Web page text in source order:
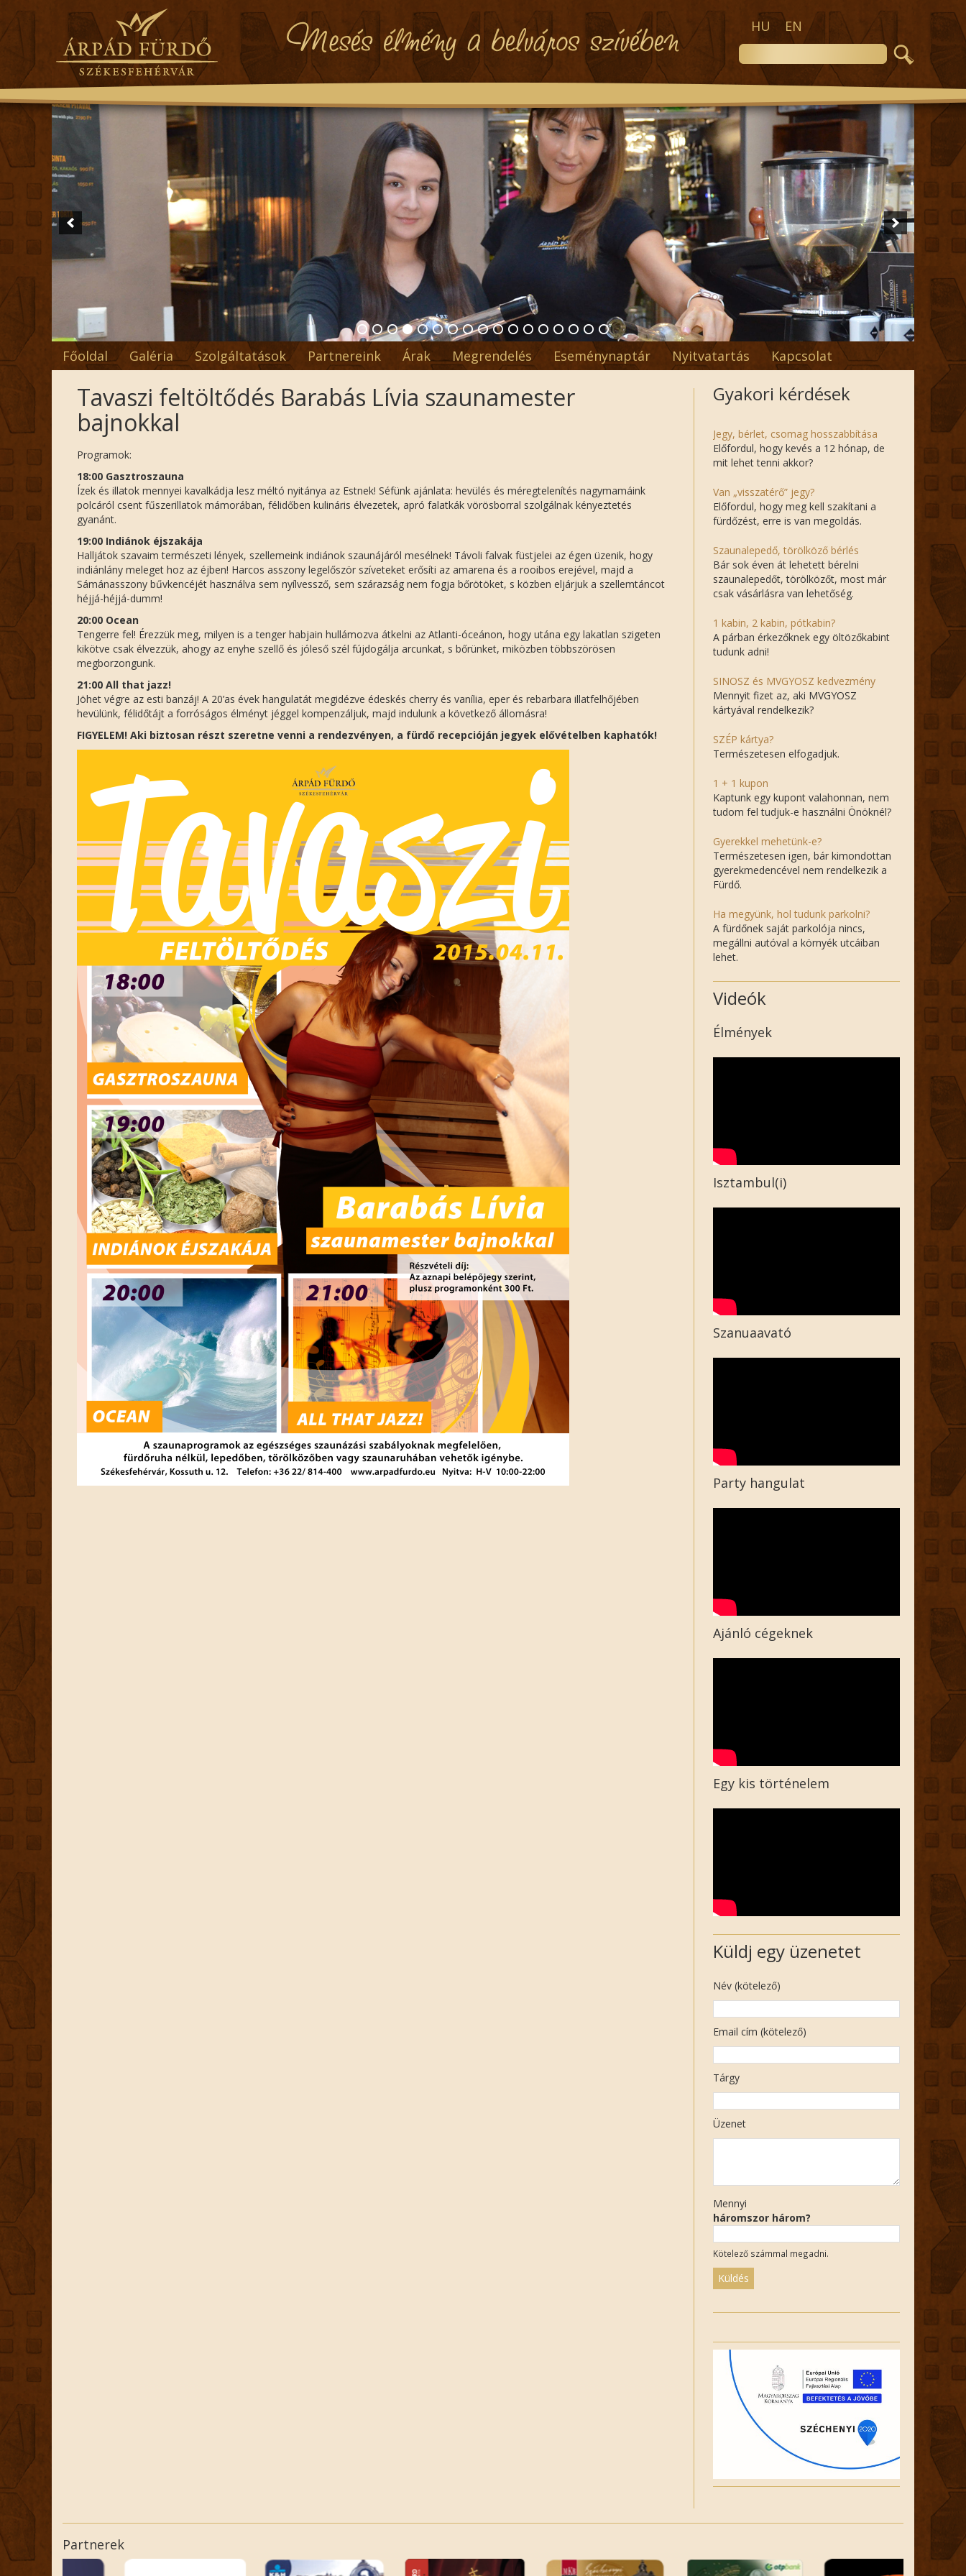
HU EN
Főoldal Galéria Szolgáltatások Partnereink Árak Megrendelés Eseménynaptár Nyitvatartás Kapcsolat
Tavaszi feltöltődés Barabás Lívia szaunamester
bajnokkal
Programok:
18:00 Gasztroszauna
Ízek és illatok mennyei kavalkádja lesz méltó nyitánya az Estnek! Séfünk ajánlata: hevülés és méregtelenítés nagymamáink
polcáról csent fűszerillatok mámorában, félidőben kulináris élvezetek, apró falatkák vörösborral szolgálnak kényeztetés
gyanánt.
19:00 Indiánok éjszakája
Halljátok szavaim természeti lények, szellemeink indiánok szaunájáról mesélnek! Távoli falvak füstjelei az égen üzenik, hogy
indiánlány meleget hoz az éjben! Harcos asszony legelőször szíveteket erősíti az amarena és a rooibos erejével, majd a
Sámánasszony bűvkencéjét használva sem nyílvessző, sem szárazság nem fogja bőrötöket, s közben eljárjuk a szellemtáncot
héjjá-héjjá-dumm!
20:00 Ocean
Tengerre fel! Érezzük meg, milyen is a tenger habjain hullámozva átkelni az Atlanti-óceánon, hogy utána egy lakatlan szigeten
kikötve csak élvezzük, ahogy az enyhe szellő és jóleső szél fújdogálja arcunkat, s bőrünket, miközben többszörösen
megborzongunk.
21:00 All that jazz!
Jöhet végre az esti banzáj! A 20’as évek hangulatát megidézve édeskés cherry és vanília, eper és rebarbara illatfelhőjében
hevülünk, félidőtájt a forróságos élményt jéggel kompenzáljuk, majd indulunk a következő állomásra!
FIGYELEM! Aki biztosan részt szeretne venni a rendezvényen, a fürdő recepcióján jegyek elővételben kaphatók!
Gyakori kérdések
Jegy, bérlet, csomag hosszabbítása
Előfordul, hogy kevés a 12 hónap, de
mit lehet tenni akkor?
Van „visszatérő” jegy?
Előfordul, hogy meg kell szakítani a
fürdőzést, erre is van megoldás.
Szaunalepedő, törölköző bérlés
Bár sok éven át lehetett bérelni
szaunalepedőt, törölközőt, most már
csak vásárlásra van lehetőség.
1 kabin, 2 kabin, pótkabin?
A párban érkezőknek egy öltözőkabint
tudunk adni!
SINOSZ és MVGYOSZ kedvezmény
Mennyit fizet az, aki MVGYOSZ
kártyával rendelkezik?
SZÉP kártya?
Természetesen elfogadjuk.
1 + 1 kupon
Kaptunk egy kupont valahonnan, nem
tudom fel tudjuk-e használni Önöknél?
Gyerekkel mehetünk-e?
Természetesen igen, bár kimondottan
gyerekmedencével nem rendelkezik a
Fürdő.
Ha megyünk, hol tudunk parkolni?
A fürdőnek saját parkolója nincs,
megállni autóval a környék utcáiban
lehet.
Videók
Élmények
Isztambul(i)
Szanuaavató
Party hangulat
Ajánló cégeknek
Egy kis történelem
Küldj egy üzenetet
Név (kötelező)
Email cím (kötelező)
Tárgy
Üzenet
Mennyi
háromszor három?
Kötelező számmal megadni.
field
empty.
Partnerek